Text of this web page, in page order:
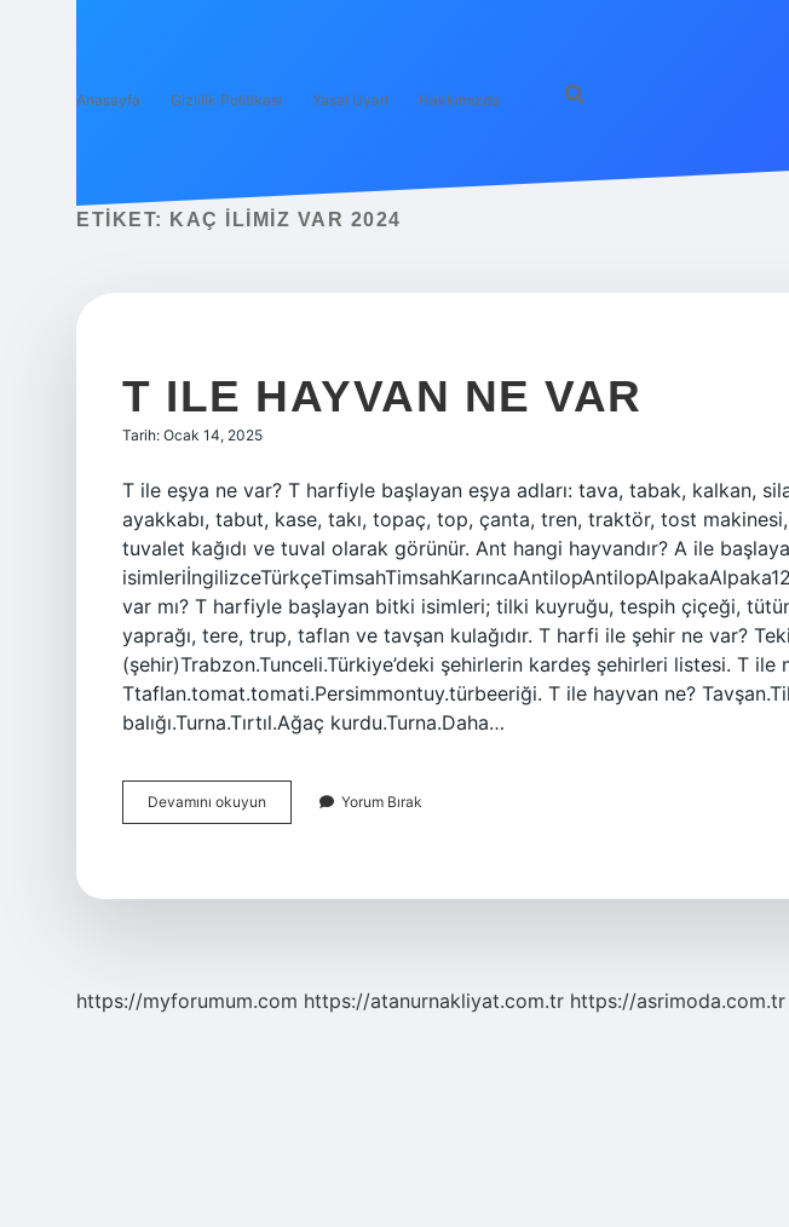
Anasayfa Gizlilik Politikası Yasal Uyarı Hakkımızda
ETIKET: KAÇ ILIMIZ VAR 2024
T ILE HAYVAN NE VAR
Tarih: Ocak 14, 2025
T ile eşya ne var? T harfiyle başlayan eşya adları: tava, tabak, kalkan,
ayakkabı, tabut, kase, takı, topaç, top, çanta, tren, traktör, tost
tuvalet kağıdı ve tuval olarak görünür. Ant hangi hayvandır? A ile
var mı? T harfiyle başlayan bitki isimleri; tilki kuyruğu, tespih çiçeği,
yaprağı, tere, trup, taflan ve tavşan kulağıdır. T harfi ile şehir ne var?
(şehir)Trabzon.Tunceli.Türkiye’deki şehirlerin kardeş şehirleri listesi. T ile
Ttaflan.tomat.tomati.Persimmontuy.türbeeriği. T ile hayvan ne?
balığı.Turna.Tırtıl.Ağaç kurdu.Turna.Daha…
Devamını okuyun
Ile
Yorum Bırak
https://myforumum.com https://atanurnakliyat.com.tr https://asrimoda.com.tr